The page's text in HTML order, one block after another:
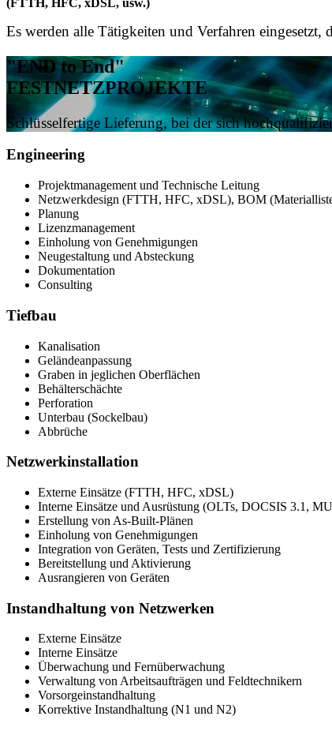
Es werden alle Tätigkeiten und Verfahren
"END to End"
FESTNETZPROJEKTE
Schlüsselfertige Lieferung, bei der sich
Engineering
Projektmanagement und Technische Leitung
Netzwerkdesign (FTTH, HFC, xDSL), BOM
Planung
Lizenzmanagement
Einholung von Genehmigungen
Neugestaltung und Absteckung
Dokumentation
Consulting
Tiefbau
Kanalisation
Geländeanpassung
Graben in jeglichen Oberflächen
Behälterschächte
Perforation
Unterbau (Sockelbau)
Abbrüche
Netzwerkinstallation
Externe Einsätze (FTTH, HFC, xDSL)
Interne Einsätze und Ausrüstung (OLTs, DOCSIS 3.1,
Erstellung von As-Built-Plänen
Einholung von Genehmigungen
Integration von Geräten, Tests und Zertifizierung
Bereitstellung und Aktivierung
Ausrangieren von Geräten
Instandhaltung von Netzwerken
Externe Einsätze
Interne Einsätze
Überwachung und Fernüberwachung
Verwaltung von Arbeitsaufträgen und Feldtechnikern
Vorsorgeinstandhaltung
Korrektive Instandhaltung (N1 und N2)